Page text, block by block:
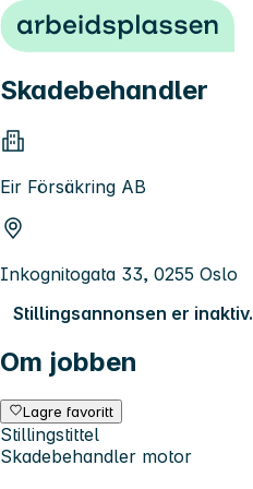
Hopp til innhold
Skadebehandler
Eir Försäkring AB
Inkognitogata 33, 0255 Oslo
Stillingsannonsen er inaktiv.
Om jobben
Lagre favoritt
Stillingstittel
Skadebehandler motor